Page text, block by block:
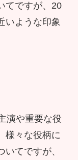
てですが、20
いような印象
演や重要な役
様々な役柄に
てですが、